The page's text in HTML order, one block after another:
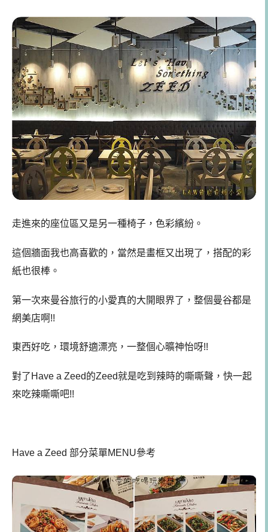
走進來的座位區又是另一種椅子，色彩繽紛。
這個牆面我也高喜歡的，當然是畫框又出現了，搭配的彩
紙也很棒。
第一次來曼谷旅行的小愛真的大開眼界了，整個曼谷都是
網美店啊!!
東西好吃，環境舒適漂亮，一整個心曠神怡呀!!
對了Have a Zeed的Zeed就是吃到辣時的嘶嘶聲，快一起
來吃辣嘶嘶吧!!
Have a Zeed 部分菜單MENU參考